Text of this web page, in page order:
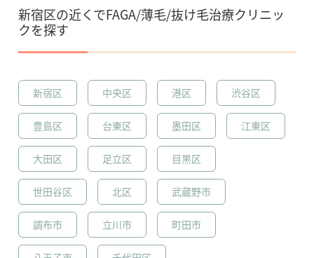
新宿区の近くでFAGA/薄毛/抜け毛治療クリニッ
クを探す
新宿区 中央区 港区 渋谷区
豊島区 台東区 墨田区 江東区
大田区 足立区 目黒区
世田谷区 北区 武蔵野市
調布市 立川市 町田市